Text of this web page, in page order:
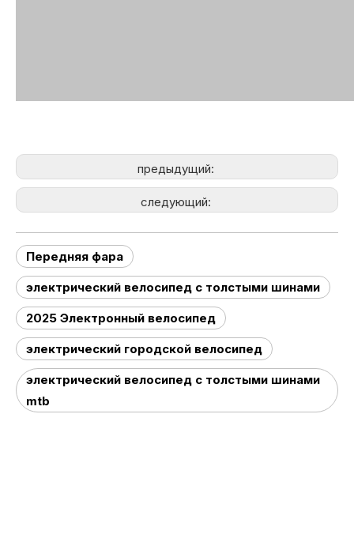
предыдущий:
следующий:
Передняя фара
электрический велосипед с толстыми шинами
2025 Электронный велосипед
электрический городской велосипед
электрический велосипед с толстыми шинами
mtb